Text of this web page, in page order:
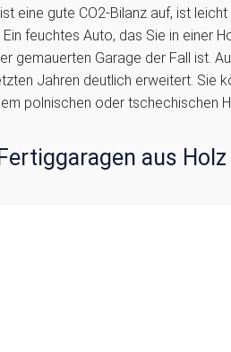
eine gute CO2-Bilanz auf, ist
feuchtes Auto, das Sie in einer
gemauerten Garage der Fall ist.
Jahren deutlich erweitert. Sie
polnischen oder tschechischen
aus Holz